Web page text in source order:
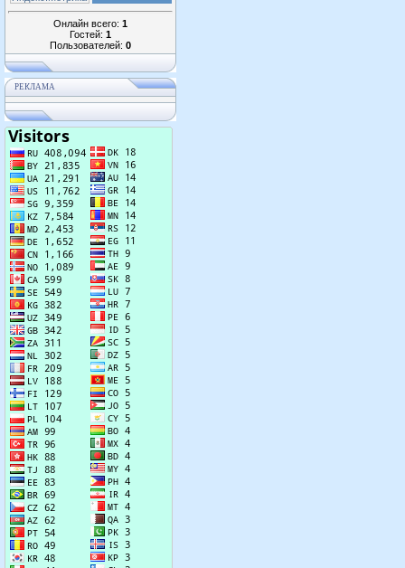
Онлайн всего: 1
Гостей: 1
Пользователей: 0
РЕКЛАМА